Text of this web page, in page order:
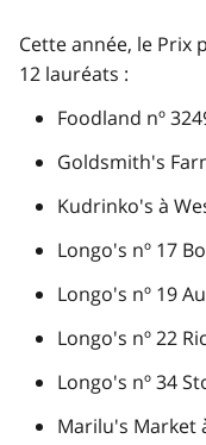
Cette année, le Prix
12 lauréats :
Foodland nº
Goldsmith's
Kudrinko's à
Longo's nº 17
Longo's nº 19
Longo's nº 22
Longo's nº 34
Marilu's Market